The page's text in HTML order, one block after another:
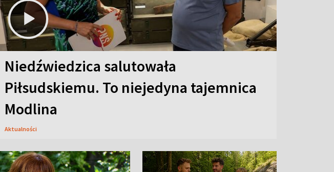
Niedźwiedzica salutowała
Piłsudskiemu. To niejedyna tajemnica
Modlina
Aktualności